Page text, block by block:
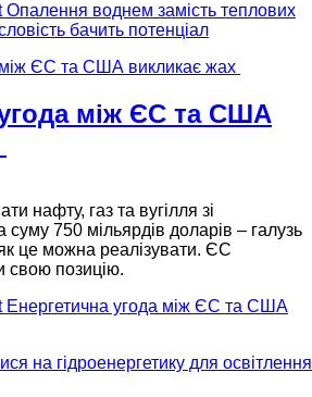
Опалення воднем замість теплових
бачить потенціал
між ЄС та США
нафту, газ та вугілля зі
750 мільярдів доларів – галузь
це можна реалізувати. ЄС
свою позицію.
Енергетична угода між ЄС та США